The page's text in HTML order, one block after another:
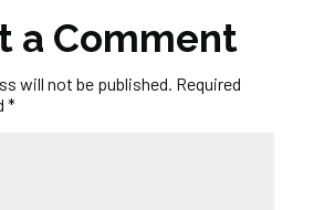
a Comment
will not be published. Required
*